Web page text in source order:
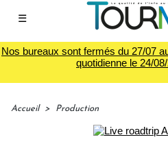
☰
Nos bureaux sont fermés du 27/07
quotidienne le 24/
Accueil > Production